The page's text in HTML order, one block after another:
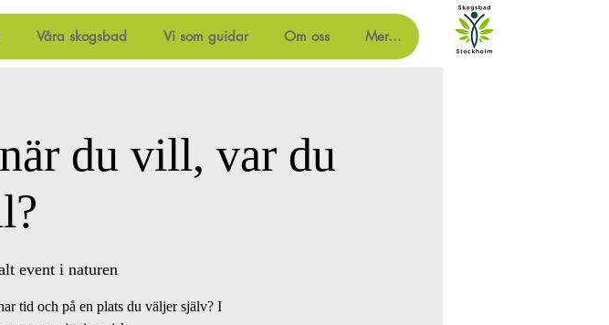
Våra skogsbad Vi som guidar Om oss Mer...
du vill, var du
event i naturen
tid och på en plats du väljer själv? I